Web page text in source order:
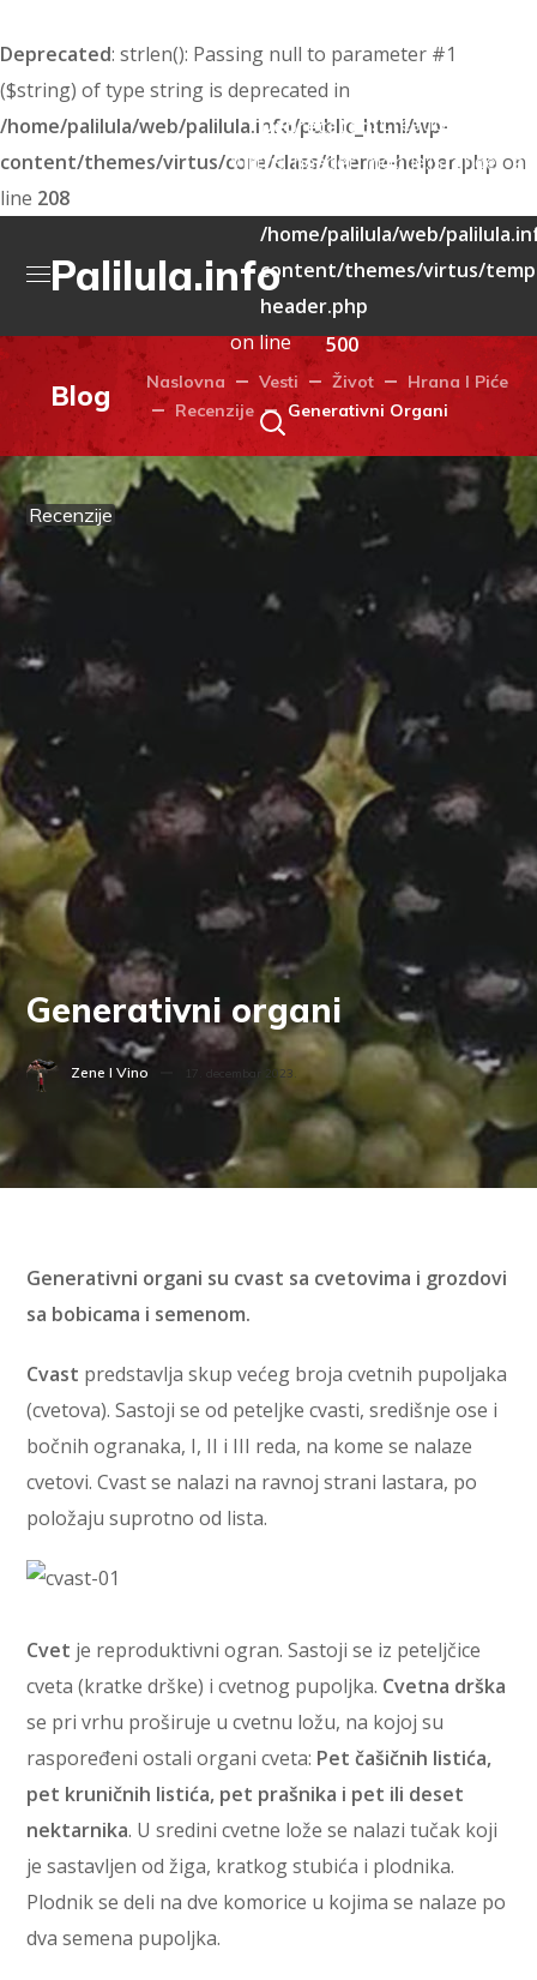
Deprecated: strlen(): Passing null to parameter #1
($string) of type string is deprecated in
/home/palilula/web/palilula.info/public_html/wp-
content/themes/virtus/core/class/theme-helper.php on
line 208
Palilula.info
Deprecated: Creation of
/home/palilula/web/
content/themes/virtus/
header.php
on line
500
Blog Naslovna Vesti Život
Hrana I Piće
Recenzije
Generativni Organi
Recenzije
Generativni organi
Zene I Vino 17. decembar 2023.
Generativni organi su cvast sa cvetovima i grozdovi
sa bobicama i semenom.
Cvast predstavlja skup većeg broja cvetnih pupoljaka
(cvetova). Sastoji se od peteljke cvasti, središnje ose i
bočnih ogranaka, I, II i III reda, na kome se nalaze
cvetovi. Cvast se nalazi na ravnoj strani lastara, po
položaju suprotno od lista.
Cvet je reproduktivni ogran. Sastoji se iz peteljčice
cveta (kratke drške) i cvetnog pupoljka. Cvetna drška
se pri vrhu proširuje u cvetnu ložu, na kojoj su
raspoređeni ostali organi cveta: Pet čašičnih listića,
pet kruničnih listića, pet prašnika i pet ili deset
nektarnika. U sredini cvetne lože se nalazi tučak koji
je sastavljen od žiga, kratkog stubića i plodnika.
Plodnik se deli na dve komorice u kojima se nalaze po
dva semena pupoljka.